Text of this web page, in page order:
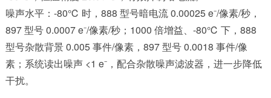
噪声水平：-80℃ 时，888 型号暗电流 0.00025 e⁻/像素/秒，
897 型号 0.0007 e⁻/像素/秒；1000 倍增益、-80℃ 下，888
型号杂散背景 0.005 事件/像素，897 型号 0.0018 事件/像
素；系统读出噪声 <1 e⁻，配合杂散噪声滤波器，进一步降低
干扰。